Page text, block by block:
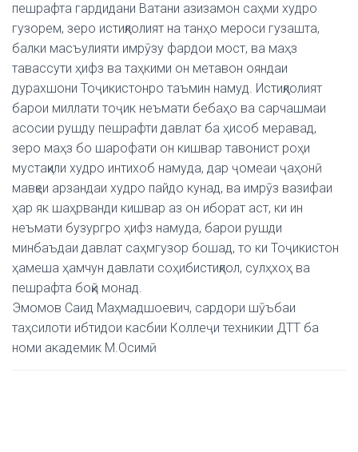
пешрафта гардидани Ватани азизамон саҳми худро
гузорем, зеро истиқлолият на танҳо мероси гузашта,
балки масъулияти имрӯзу фардои мост, ва маҳз
тавассути ҳифз ва таҳкими он метавон ояндаи
дурахшони Тоҷикистонро таъмин намуд. Истиқлолият
барои миллати тоҷик неъмати бебаҳо ва сарчашмаи
асосии рушду пешрафти давлат ба ҳисоб меравад,
зеро маҳз бо шарофати он кишвар тавонист роҳи
мустақили худро интихоб намуда, дар ҷомеаи ҷаҳонӣ
мавқеи арзандаи худро пайдо кунад, ва имрӯз вазифаи
ҳар як шаҳрванди кишвар аз он иборат аст, ки ин
неъмати бузургро ҳифз намуда, барои рушди
минбаъдаи давлат саҳмгузор бошад, то ки Тоҷикистон
ҳамеша ҳамчун давлати соҳибистиқлол, сулҳхоҳ ва
пешрафта боқӣ монад.
Эмомов Саид Маҳмадшоевич, сардори шӯъбаи
таҳсилоти ибтидои касбии Коллеҷи техникии ДТТ ба
номи академик М.Осимӣ